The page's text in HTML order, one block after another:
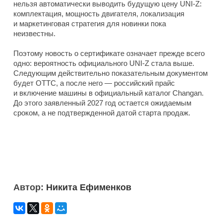
нельзя автоматически выводить будущую цену UNI-Z:
комплектация, мощность двигателя, локализация
и маркетинговая стратегия для новинки пока
неизвестны.
Поэтому новость о сертификате означает прежде всего
одно: вероятность официального UNI-Z стала выше.
Следующим действительно показательным документом
будет ОТТС, а после него — российский прайс
и включение машины в официальный каталог Changan.
До этого заявленный 2027 год остается ожидаемым
сроком, а не подтвержденной датой старта продаж.
Автор: Никита Ефименков